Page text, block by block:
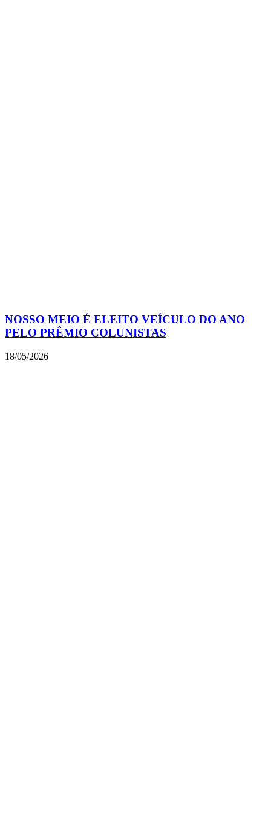
NOSSO MEIO É ELEITO VEÍCULO DO ANO
PELO PRÊMIO COLUNISTAS
18/05/2026